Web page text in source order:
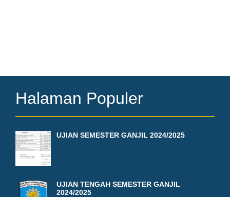
Halaman Populer
UJIAN SEMESTER GANJIL 2024/2025
UJIAN TENGAH SEMESTER GANJIL
2024/2025